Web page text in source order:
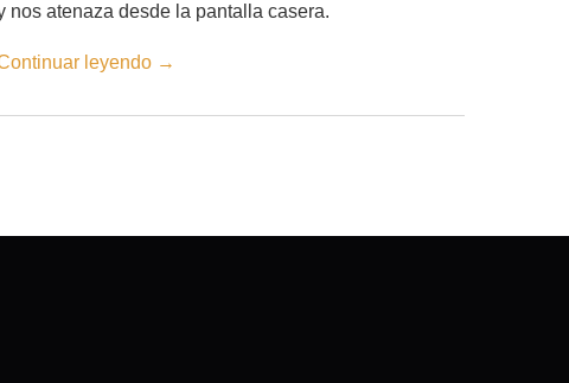
atenaza desde la pantalla casera.
leyendo →